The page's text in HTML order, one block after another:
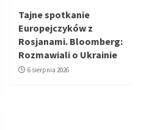
Tajne spotkanie
Europejczyków z
Rosjanami. Bloomberg:
Rozmawiali o Ukrainie
6 sierpnia 2026